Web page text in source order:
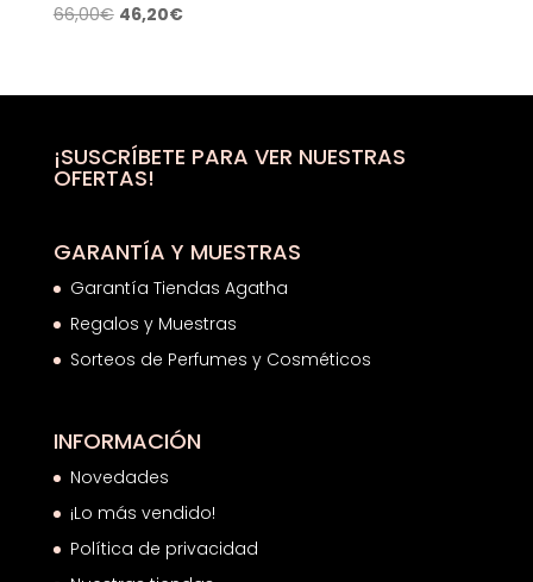
66,00€ El
era:
46,20€El
es:
¡SUSCRÍBETE PARA VER NUESTRAS
OFERTAS!
GARANTÍA Y MUESTRAS
Garantía Tiendas Agatha
Regalos y Muestras
Sorteos de Perfumes y Cosméticos
INFORMACIÓN
Novedades
¡Lo más vendido!
Política de privacidad